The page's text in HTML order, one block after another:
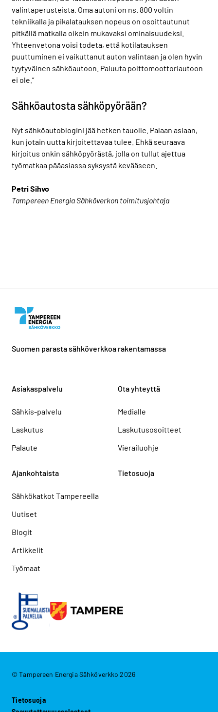
valintaperusteista. Oma autoni on ns. 800 voltin
tekniikalla ja pikalatauksen nopeus on osoittautunut
pitkällä matkalla oikein mukavaksi ominaisuudeksi.
Yhteenvetona voisi todeta, että kotilatauksen
puuttuminen ei vaikuttanut auton valintaan ja olen hyvin
tyytyväinen sähköautoon. Paluuta polttomoottoriautoon
ei ole.”
Sähköautosta sähköpyörään?
Nyt sähköautoblogini jää hetken tauolle. Palaan asiaan,
kun jotain uutta kirjoitettavaa tulee. Ehkä seuraava
kirjoitus onkin sähköpyörästä, jolla on tullut ajettua
työmatkaa pääasiassa syksystä kevääseen.
Petri Sihvo
Tampereen Energia Sähköverkon toimitusjohtaja
Suomen parasta sähköverkkoa rakentamassa
Asiakaspalvelu
Sähkis-palvelu
Laskutus
Palaute
Ota yhteyttä
Medialle
Laskutusosoitteet
Vierailuohje
Ajankohtaista
Sähkökatkot Tampereella
Uutiset
Blogit
Artikkelit
Työmaat
Tietosuoja
© Tampereen Energia Sähköverkko 2026
Tietosuoja